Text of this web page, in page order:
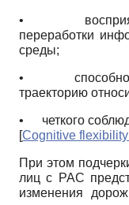
•
переработки
среды;
•
траекторию
• четкого
[Cognitive
При этом
лиц с РАС
изменения